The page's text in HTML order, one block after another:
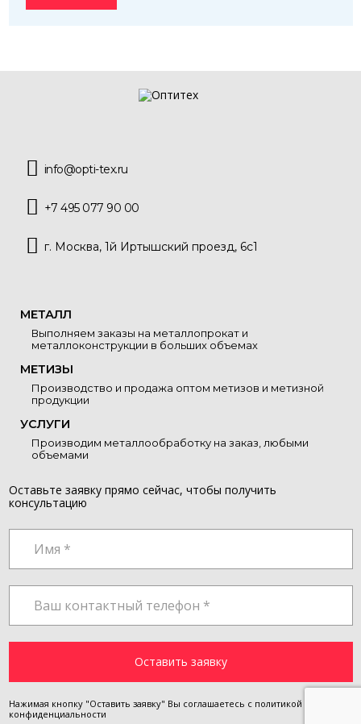
info@opti-tex.ru
+7 495 077 90 00
г. Москва, 1й Иртышский проезд, 6с1
МЕТАЛЛ
Выполняем заказы на металлопрокат и
металлоконструкции в больших объемах
МЕТИЗЫ
Производство и продажа оптом метизов и метизной
продукции
УСЛУГИ
Производим металлообработку на заказ, любыми
объемами
Оставьте заявку прямо сейчас, чтобы получить
консультацию
Нажимая кнопку "Оставить заявку" Вы соглашаетесь с политикой
конфиденциальности